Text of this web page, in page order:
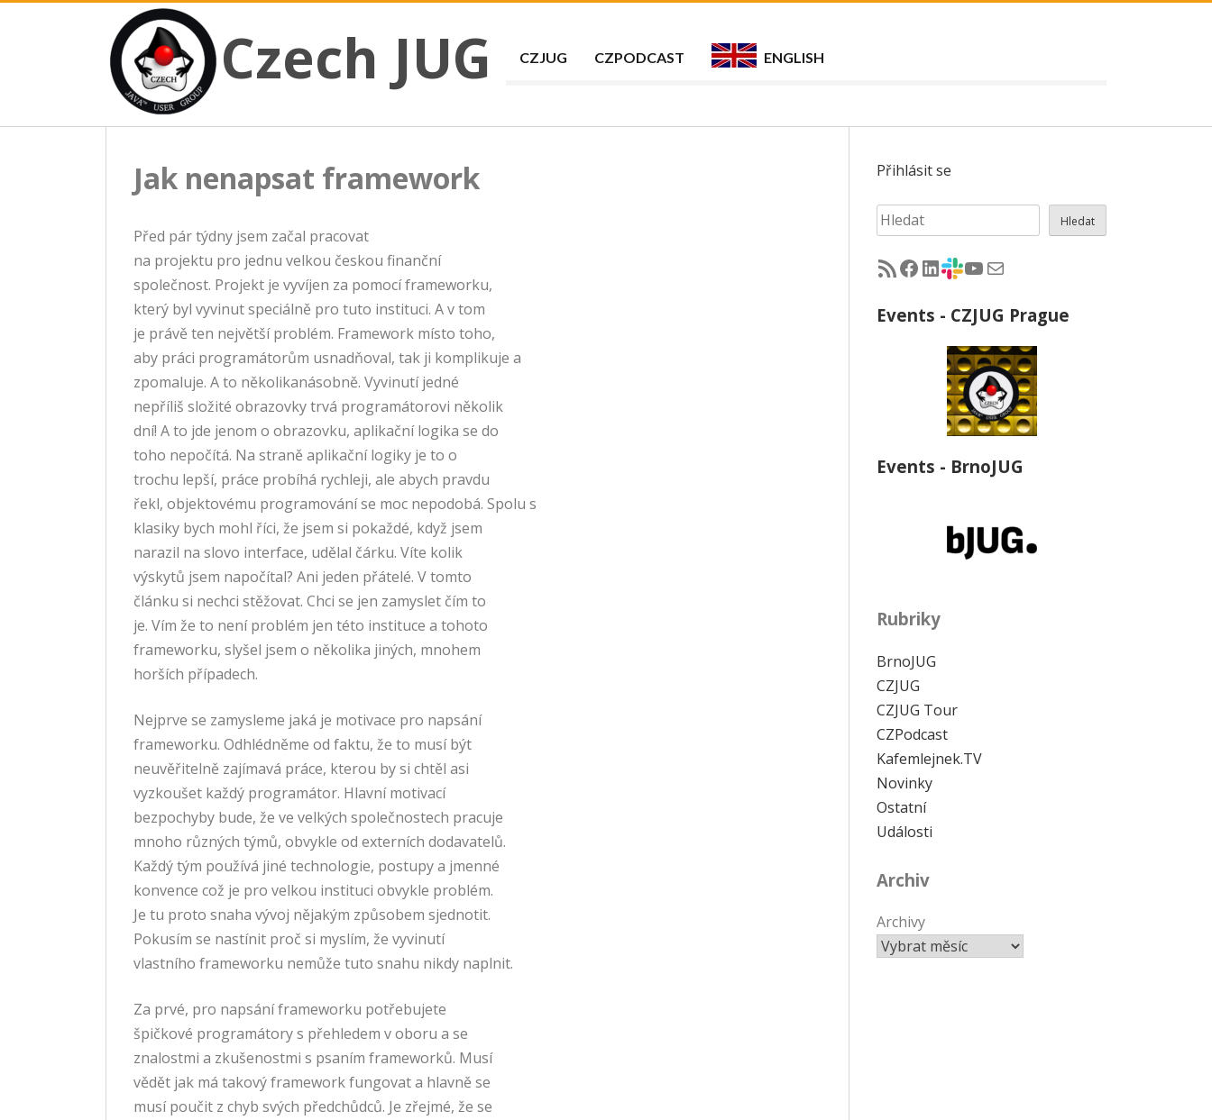
Czech JUG
CZECH JAVA USER GROUP
Czech JUG CZJUG CZPODCAST ENGLISH
Jak nenapsat framework
Před pár týdny jsem začal pracovat
na projektu pro jednu velkou českou finanční
společnost. Projekt je vyvíjen za pomocí frameworku,
který byl vyvinut speciálně pro tuto instituci. A v tom
je právě ten největší problém. Framework místo toho,
aby práci programátorům usnadňoval, tak ji komplikuje a
zpomaluje. A to několikanásobně. Vyvinutí jedné
nepříliš složité obrazovky trvá programátorovi několik
dní! A to jde jenom o obrazovku, aplikační logika se do
toho nepočítá. Na straně aplikační logiky je to o
trochu lepší, práce probíhá rychleji, ale abych pravdu
řekl, objektovému programování se moc nepodobá. Spolu s
klasiky bych mohl říci, že jsem si pokaždé, když jsem
narazil na slovo interface, udělal čárku. Víte kolik
výskytů jsem napočítal? Ani jeden přátelé. V tomto
článku si nechci stěžovat. Chci se jen zamyslet čím to
je. Vím že to není problém jen této instituce a tohoto
frameworku, slyšel jsem o několika jiných, mnohem
horších případech.
Nejprve se zamysleme jaká je motivace pro napsání
frameworku. Odhlédněme od faktu, že to musí být
neuvěřitelně zajímavá práce, kterou by si chtěl asi
vyzkoušet každý programátor. Hlavní motivací
bezpochyby bude, že ve velkých společnostech pracuje
mnoho různých týmů, obvykle od externích dodavatelů.
Každý tým používá jiné technologie, postupy a jmenné
konvence což je pro velkou instituci obvykle problém.
Je tu proto snaha vývoj nějakým způsobem sjednotit.
Pokusím se nastínit proč si myslím, že vyvinutí
vlastního frameworku nemůže tuto snahu nikdy naplnit.
Za prvé, pro napsání frameworku potřebujete
špičkové programátory s přehledem v oboru a se
znalostmi a zkušenostmi s psaním frameworků. Musí
vědět jak má takový framework fungovat a hlavně se
musí poučit z chyb svých předchůdců. Je zřejmé, že se
Přihlásit se
Hledat Hledat
RSS - články na jug.cz
Facebook skupina Czech Java User Group
LinkedIn skupina Czech Java User Group
CZJUG Slack fórum
CZJUG YouTube kanálCZJUG email
Events - CZJUG Prague
Events - BrnoJUG
Rubriky
BrnoJUG
CZJUG
CZJUG Tour
CZPodcast
Kafemlejnek.TV
Novinky
Ostatní
Události
Archiv
Archivy